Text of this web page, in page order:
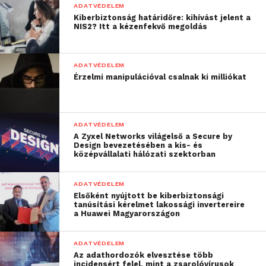
a címsorba írjuk be a weboldal teljes címét a keresőn
keresztül való átkattintás helyett.
Zsarolóvírusos támadás (ransomware
attack)
A kiberbűnözők is valamilyen értékes dolgot
kaparintanak meg, amiért cserébe váltságdíjat
követelnek – a leggyakoribb eset amikor titkosítják
egy vállalat adatait, és ezzel megbénítják az üzlet
működését. Ha nincs megfelelő biztonsági mentése,
az áldozat kénytelen fizetni a titkosítást feloldó
kulcsért, jellemzően kriptopénzben. A
zsarolóvírusok a kártevő szoftverek külön osztályát
képviselik, a támadás kockázatával minden
vállalatnak komolyan számolnia kell.
ADATVÉDELEM
Kiberbiztonság határidőre: kihívást jelent a
NIS2? Itt a kézenfekvő megoldás
ADATVÉDELEM
Érzelmi manipulációval csalnak ki milliókat
ADATVÉDELEM
A Zyxel Networks világelső a Secure by
Design bevezetésében a kis- és
középvállalati hálózati szektorban
ADATVÉDELEM
Elsőként nyújtott be kiberbiztonsági
tanúsítási kérelmet lakossági invertereire
a Huawei Magyarországon
ADATVÉDELEM
Az adathordozók elvesztése több
incidensért felel, mint a zsarolóvírusok